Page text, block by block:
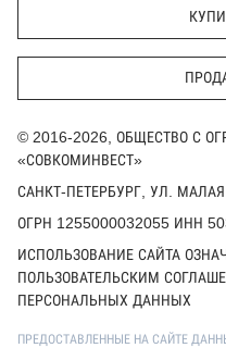
© 2016-2026, ОБЩЕСТВО С
«СОВКОМИНВЕСТ»
САНКТ-ПЕТЕРБУРГ, УЛ.
ОГРН 1255000032055 ИНН
ИСПОЛЬЗОВАНИЕ САЙТА
ПОЛЬЗОВАТЕЛЬСКИМ
ПЕРСОНАЛЬНЫХ ДАННЫХ
ПРЕДОСТАВЛЕННЫЕ НА САЙТЕ